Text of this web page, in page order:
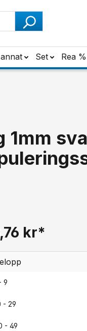
Set Rea %
1mm
kr*
9
- 29
- 49